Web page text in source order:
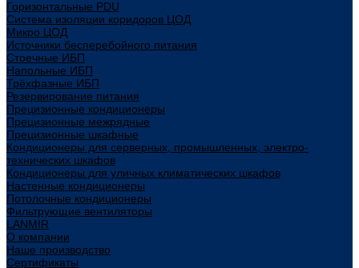
Горизонтальные PDU
Система изоляции коридоров ЦОД
Микро ЦОД
Источники бесперебойного питания
Стоечные ИБП
Напольные ИБП
Трёхфазные ИБП
Резервирование питания
Прецизионные кондиционеры
Прецизионные межрядные
Прецизионные шкафные
Кондиционеры для серверных, промышленных, электро-
технических шкафов
Кондиционеры для уличных климатических шкафов
Настенные кондиционеры
Потолочные кондиционеры
Фильтрующие вентиляторы
LANMIR
О компании
Наше производство
Сертификаты